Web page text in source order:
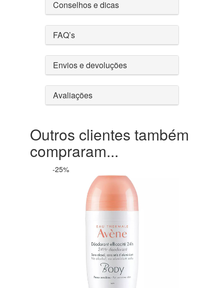
Conselhos e dicas
FAQ’s
Envios e devoluções
Avaliações
Outros clientes também
compraram...
-25%